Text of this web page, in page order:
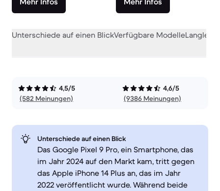
Unterschiede auf einen BlickVerfügbare Modelle
4,5/5
(582 Meinungen)
4,6/5
(9386 Meinungen)
Unterschiede auf einen Blick
Das Google Pixel 9 Pro, ein Smartphone, das
im Jahr 2024 auf den Markt kam, tritt gegen
das Apple iPhone 14 Plus an, das im Jahr
2022 veröffentlicht wurde. Während beide